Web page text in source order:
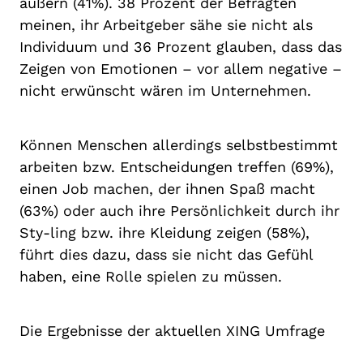
meinen, ihr Arbeitgeber sähe sie nicht als
Individuum und 36 Prozent glauben, dass das
Zeigen von Emotionen – vor allem negative –
nicht erwünscht wären im Unternehmen.
Können Menschen allerdings selbstbestimmt
arbeiten bzw. Entscheidungen treffen (69%),
einen Job machen, der ihnen Spaß macht
(63%) oder auch ihre Persönlichkeit durch ihr
Sty-ling bzw. ihre Kleidung zeigen (58%),
führt dies dazu, dass sie nicht das Gefühl
haben, eine Rolle spielen zu müssen.
Die Ergebnisse der aktuellen XING Umfrage